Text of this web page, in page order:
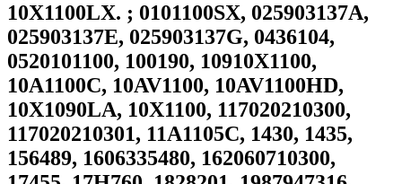
10X1100LX. ; 0101100SX, 025903137A,
025903137E, 025903137G, 0436104,
0520101100, 100190, 10910X1100,
10A1100C, 10AV1100, 10AV1100HD,
10X1090LA, 10X1100, 117020210300,
117020210301, 11A1105C, 1430, 1435,
156489, 1606335480, 162060710300,